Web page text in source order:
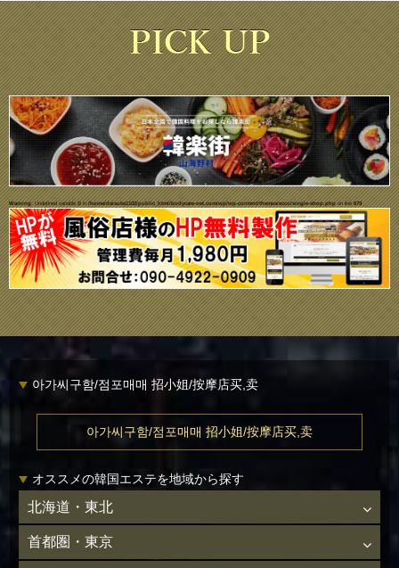
Warning: Undefined variable $i in/home/daisuke1102/public_html/bodycare-net.com/wp/wp-content/themes/ecco/single-shop.phpon line679
아가씨구함/점포매매 招小姐/按摩店买,卖
아가씨구함/점포매매 招小姐/按摩店买,卖
オススメの韓国エステを地域から探す
北海道・東北
首都圏・東京